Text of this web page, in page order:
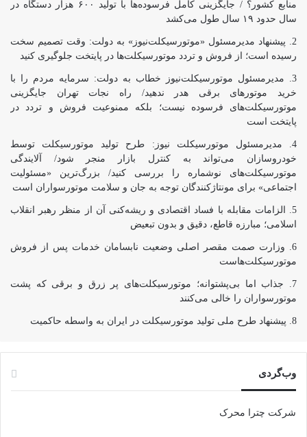
منابع کشور؟ / جایگزینی کامل فرسوده‌ها با تولید ۶۰۰ هزار دستگاه در
سال حدود ۱۹ سال طول می‌کشد
پیشنهاد مدیرمسئول «موتورسیکلت‌نیوز» به دولت: وقت تصمیم سخت
رسیده است؛ از فروش و تردد موتورسیکلت‌ها در پایتخت جلوگیری کنید
مدیرمسئول موتورسیکلت‌نیوز خطاب به دولت: سرمایه مردم را با
خرید موتورهای برقی هدر ندهید/ راه نجات تهران جایگزینی
موتورسیکلت‌های فرسوده نیست؛ بلکه ممنوعیت فروش و تردد در
پایتخت است
مدیرمسئول موتورسیکلت نیوز: طرح تولید موتورسیکلت توسط
خودروسازان می‌تواند به کنترل بازار منجر شود/ آلایندگی
موتورسیکلت‌های نوشماره را بررسی کنید/ بزرگ‌ترین «مسئولیت
اجتماعی» برای مونتاژکنندگان توجه به جان و سلامت موتورسواران است
الزامات مقابله با فساد اقتصادی و ریشه‌کنی آن از منظر رهبر انقلاب
اسلامی؛ مبارزه قاطع، دقیق و بدون تبعیض
وزارت صمت مقصر اصلی وضعیت نابسامان خدمات پس از فروش
موتورسیکلت‌هاست
جذاب اما بی‌پشتوانه؛ موتورسیکلت‌های پر زرق‌ و برقی که پشت
موتورسواران را خالی می‌کنند
پیشنهاد طرح ملی تولید موتورسیکلت در ایران به واسطه حاکمیت
وب‌گردی
شرکت چترا محرک